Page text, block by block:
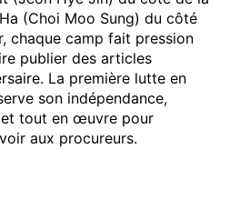
(Choi Moo Sung) du côté
chaque camp fait pression
publier des articles
La première lutte en
son indépendance,
tout en œuvre pour
aux procureurs.